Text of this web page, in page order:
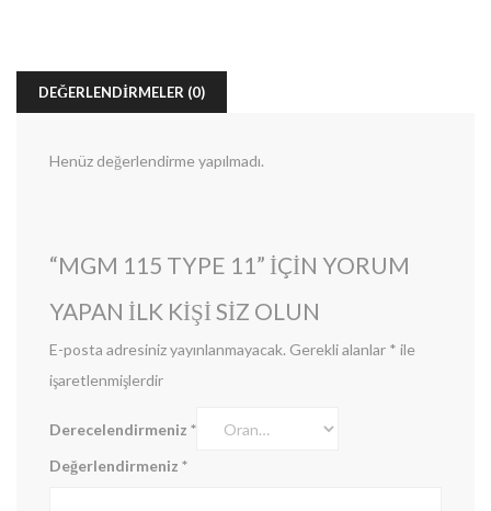
DEĞERLENDIRMELER (0)
Henüz değerlendirme yapılmadı.
“MGM 115 TYPE 11” IÇIN YORUM
YAPAN ILK KIŞI SIZ OLUN
E-posta adresiniz yayınlanmayacak. Gerekli alanlar * ile
işaretlenmişlerdir
Derecelendirmeniz *
Değerlendirmeniz *